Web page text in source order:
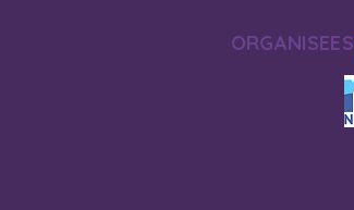
ORGANISEES